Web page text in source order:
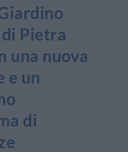
Pietra
una nuova
e un
di